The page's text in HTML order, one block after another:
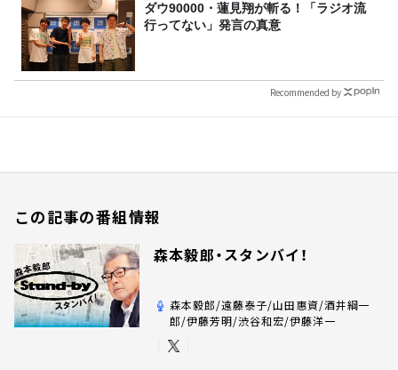
ダウ90000・蓮見翔が斬る！「ラジオ流
行ってない」発言の真意
Recommended by
この記事の番組情報
森本毅郎・スタンバイ！
森本毅郎/遠藤泰子/山田惠資/酒井綱一
郎/伊藤芳明/渋谷和宏/伊藤洋一